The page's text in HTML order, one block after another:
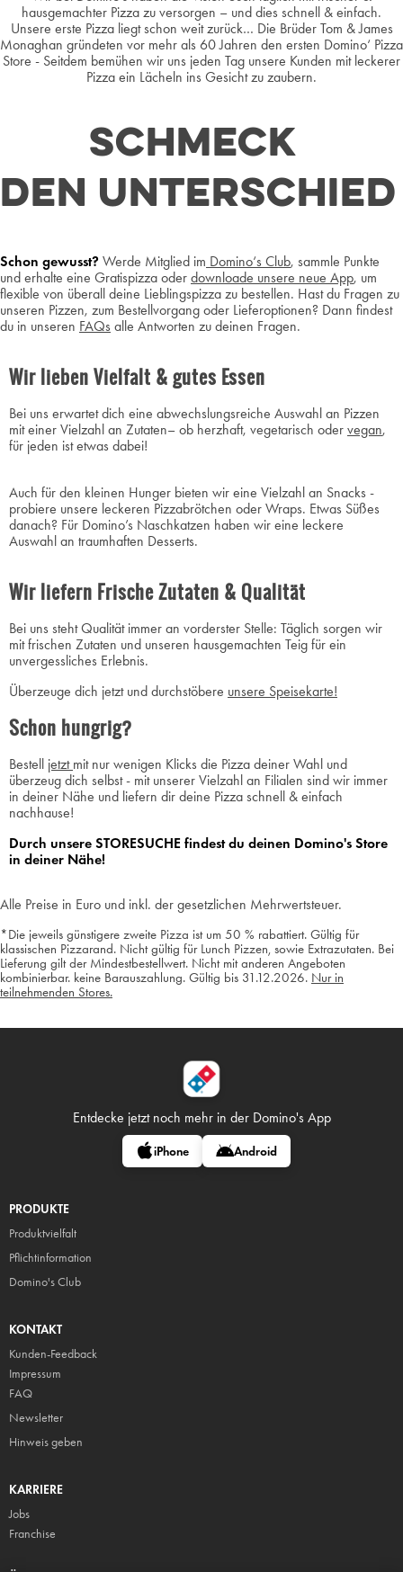
hausgemachter Pizza zu versorgen – und dies schnell & einfach.
Unsere erste Pizza liegt schon weit zurück… Die Brüder Tom & James
Monaghan gründeten vor mehr als 60 Jahren den ersten Domino‘ Pizza
Store - Seitdem bemühen wir uns jeden Tag unsere Kunden mit leckerer
Pizza ein Lächeln ins Gesicht zu zaubern.
SCHMECK
DEN UNTERSCHIED
Schon gewusst? Werde Mitglied im Domino‘s Club, sammle Punkte
und erhalte eine Gratispizza oder downloade unsere neue App, um
flexible von überall deine Lieblingspizza zu bestellen. Hast du Fragen zu
unseren Pizzen, zum Bestellvorgang oder Lieferoptionen? Dann findest
du in unseren FAQs alle Antworten zu deinen Fragen.
Wir lieben Vielfalt & gutes Essen
Bei uns erwartet dich eine abwechslungsreiche Auswahl an Pizzen
mit einer Vielzahl an Zutaten– ob herzhaft, vegetarisch oder vegan,
für jeden ist etwas dabei!
Auch für den kleinen Hunger bieten wir eine Vielzahl an Snacks -
probiere unsere leckeren Pizzabrötchen oder Wraps. Etwas Süßes
danach? Für Domino’s Naschkatzen haben wir eine leckere
Auswahl an traumhaften Desserts.
Wir liefern Frische Zutaten & Qualität
Bei uns steht Qualität immer an vorderster Stelle: Täglich sorgen wir
mit frischen Zutaten und unseren hausgemachten Teig für ein
unvergessliches Erlebnis.
Überzeuge dich jetzt und durchstöbere unsere Speisekarte!
Schon hungrig?
Bestell jetzt mit nur wenigen Klicks die Pizza deiner Wahl und
überzeug dich selbst - mit unserer Vielzahl an Filialen sind wir immer
in deiner Nähe und liefern dir deine Pizza schnell & einfach
nachhause!
Durch unsere STORESUCHE findest du deinen Domino's Store
in deiner Nähe!
Alle Preise in Euro und inkl. der gesetzlichen Mehrwertsteuer.
*Die jeweils günstigere zweite Pizza ist um 50 % rabattiert. Gültig für
klassischen Pizzarand. Nicht gültig für Lunch Pizzen, sowie Extrazutaten. Bei
Lieferung gilt der Mindestbestellwert. Nicht mit anderen Angeboten
kombinierbar. keine Barauszahlung. Gültig bis 31.12.2026. Nur in
teilnehmenden Stores.
Entdecke jetzt noch mehr in der Domino's App
iPhone Android
PRODUKTE
Produktvielfalt
Pflichtinformation
Domino's Club
KONTAKT
Kunden-Feedback
Impressum
FAQ
Newsletter
Hinweis geben
KARRIERE
Jobs
Franchise